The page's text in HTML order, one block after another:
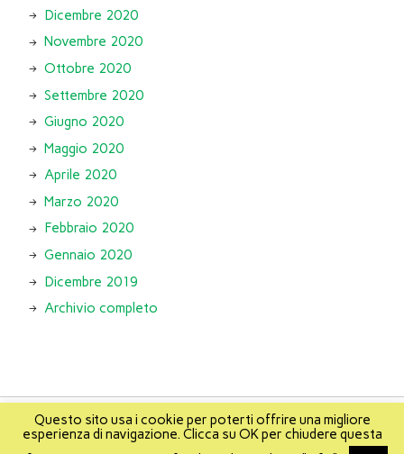
Dicembre 2020
Novembre 2020
Ottobre 2020
Settembre 2020
Giugno 2020
Maggio 2020
Aprile 2020
Marzo 2020
Febbraio 2020
Gennaio 2020
Dicembre 2019
Archivio completo
About Info About Mikis Mappa del sito
Questo sito usa i cookie per poterti offrire una migliore
esperienza di navigazione. Clicca su OK per chiudere questa